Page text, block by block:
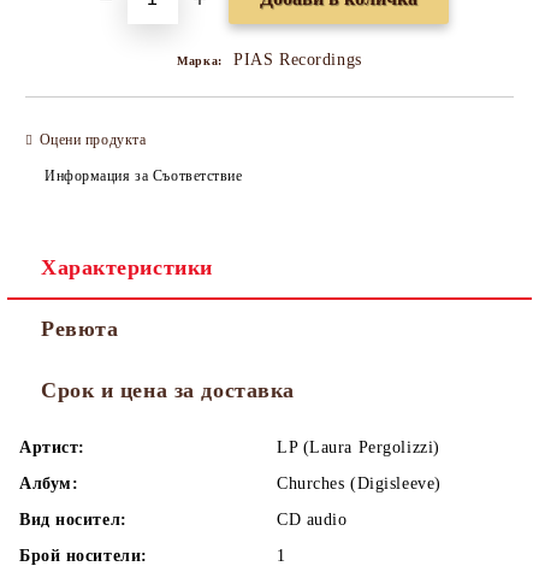
Марка: PIAS Recordings
Оцени продукта
Информация за Съответствие
Характеристики
Ревюта
Срок и цена за доставка
Артист:
LP (Laura Pergolizzi)
Албум:
Churches (Digisleeve)
Вид носител:
CD audio
Брой носители:
1